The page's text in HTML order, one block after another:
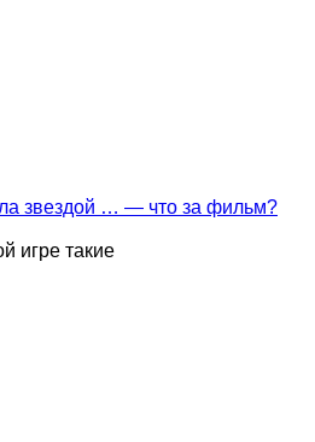
звездой … — что за фильм?
игре такие